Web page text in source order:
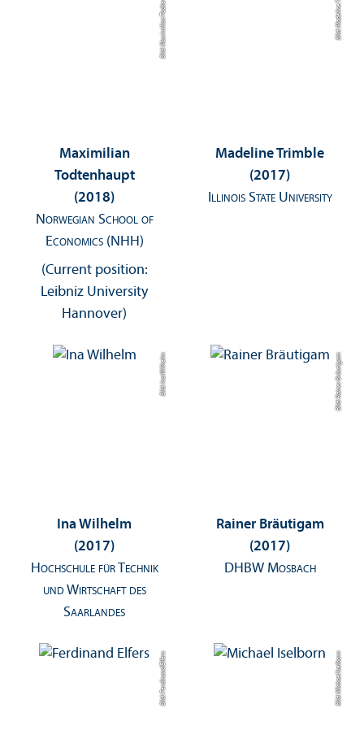
Bild: Maximilian Todtenhaupt
Maximilian
Todtenhaupt
(2018)
Norwegian School of
Economics (NHH)
(Current position:
Leibniz University
Hannover)
Madeline Trimble
(2017)
Illinois State University
Bild: Ina Wilhelm
Ina Wilhelm
(2017)
Hochschule für Technik
und Wirtschaft des
Saarlandes
Bild: Rainer Bräutigam
Rainer Bräutigam
(2017)
DHBW Mosbach
Bild: Ferdinand Elfers Bild: Michael Iselborn